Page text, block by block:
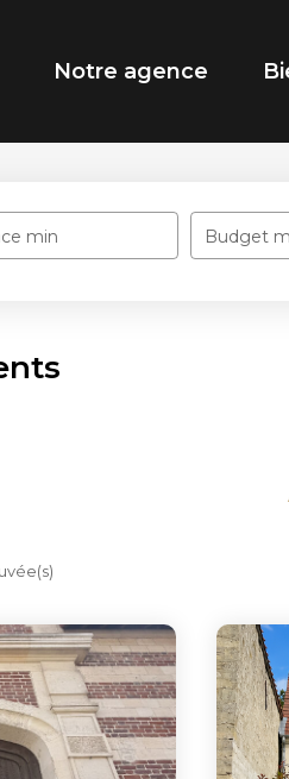
Notre agence
min Budget